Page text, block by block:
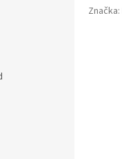
Značka: